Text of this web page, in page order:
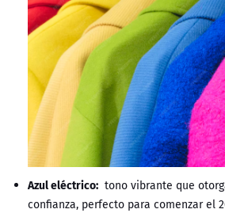
Azul eléctrico: tono vibrante que
confianza, perfecto para comenzar el